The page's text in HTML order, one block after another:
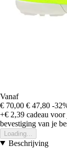
Vanaf
€ 70,00 € 47,80 -
+€ 2,39 cadeau
bevestiging van je
Loading...
Beschrijving